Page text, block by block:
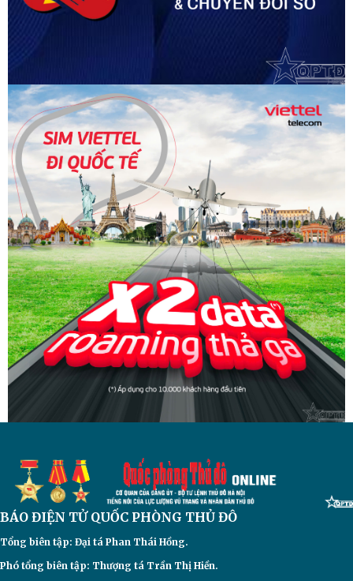
BÁO ĐIỆN TỬQUỐC PHÒNG THỦ ĐÔ
Tổng biên tập: Đại tá Phan Thái Hồng.
Phó tổng biên tập: Thượng tá Trần Thị Hiền.